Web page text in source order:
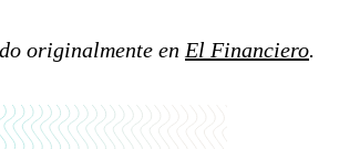
originalmente enEl Financiero.